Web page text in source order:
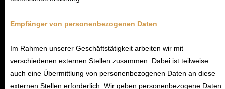
Empfänger von personenbezogenen Daten
Im Rahmen unserer Geschäftstätigkeit arbeiten wir mit
verschiedenen externen Stellen zusammen. Dabei ist teilweise
auch eine Übermittlung von personenbezogenen Daten an diese
externen Stellen erforderlich. Wir geben personenbezogene Daten